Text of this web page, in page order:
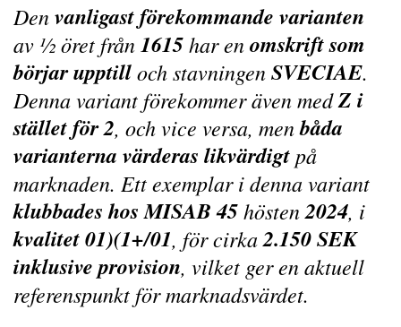
Denvanligast förekommande varianten
av ½ öret från1615har enomskrift som
börjar upptilloch stavningenSVECIAE.
Denna variant förekommer även medZ i
stället för 2, och vice versa, menbåda
varianterna värderas likvärdigt på
marknaden. Ett exemplar i denna variant
klubbades hos MISAB 45hösten2024, i
kvalitet 01)(1+/01, för cirka2.150 SEK
inklusive provision, vilket ger en aktuell
referenspunkt för marknadsvärdet.